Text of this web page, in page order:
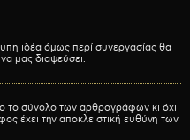
ιδέα όμως περί συνεργασίας θα
μας διαψεύσει.
σύνολο των αρθρογράφων κι όχι
έχει την αποκλειστική ευθύνη των